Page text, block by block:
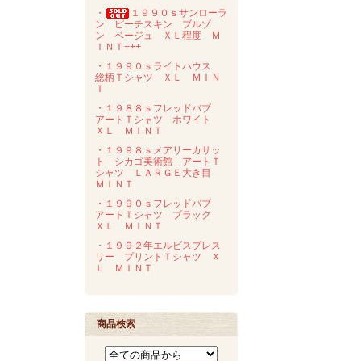
・
１９９０ｓサンローラ
ン ピーチスキン ブルゾ
ン ベージュ ＸＬ程度 Ｍ
ＩＮＴ+++
・１９９０ｓライトハウス
総柄Ｔシャツ ＸＬ ＭＩＮ
Ｔ
・１９８８ｓフレッドバブ
アートＴシャツ ホワイト
ＸＬ ＭＩＮＴ
・１９９８ｓメアリーカサッ
ト シカゴ美術館 アートＴ
シャツ ＬＡＲＧＥ大き目
ＭＩＮＴ
・１９９０ｓフレッドバブ
アートＴシャツ ブラック
ＸＬ ＭＩＮＴ
・１９９２年エルビスプレス
リー プリントＴシャツ Ｘ
Ｌ ＭＩＮＴ
商品検索